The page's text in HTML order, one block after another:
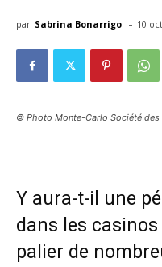
par Sabrina Bonarrigo - 10
© Photo Monte-Carlo Société des
Y aura-t-il une
dans les
palier de